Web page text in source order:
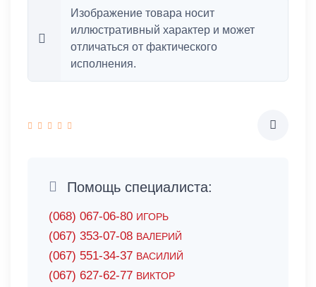
Изображение товара носит
иллюстративный характер и может
отличаться от фактического
исполнения.
Помощь специалиста:
(068) 067-06-80 ИГОРЬ
(067) 353-07-08 ВАЛЕРИЙ
(067) 551-34-37 ВАСИЛИЙ
(067) 627-62-77 ВИКТОР